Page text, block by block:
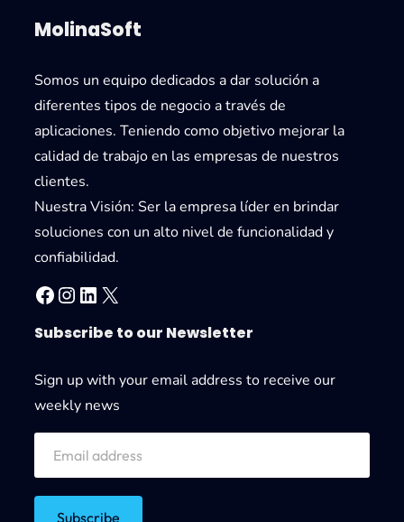
MolinaSoft
Somos un equipo dedicados a dar solución a
diferentes tipos de negocio a través de
aplicaciones. Teniendo como objetivo mejorar la
calidad de trabajo en las empresas de nuestros
clientes.
Nuestra Visión: Ser la empresa líder en brindar
soluciones con un alto nivel de funcionalidad y
confiabilidad.
Facebook Instagram LinkedIn X
Subscribe to our Newsletter
Sign up with your email address to receive our
weekly news